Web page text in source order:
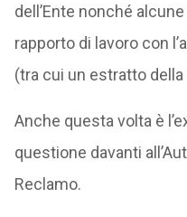
dell’Ente nonché
rapporto di lavoro con
(tra cui un estratto
Anche questa volta è
questione davanti
Reclamo.